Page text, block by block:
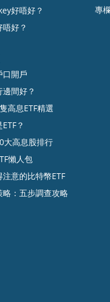
好唔好？
好？
口開戶
間好？
高息ETF精選
？
大高息股排行
懶人包
注意的比特幣ETF
略：五步調查攻略
專